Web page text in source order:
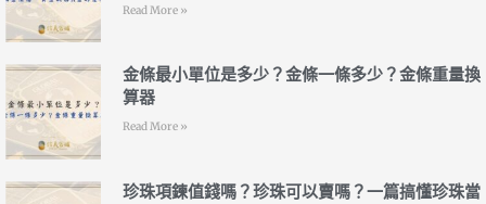
Read More »
金條最小單位是多少？金條一條多少？金條重量換
算器
Read More »
珍珠項鍊值錢嗎？珍珠可以賣嗎？一篇搞懂珍珠當